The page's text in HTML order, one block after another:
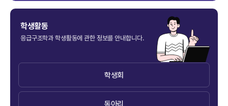
학생활동
응급구조학과 학생활동에 관한 정보를 안내합니다.
학생회
동아리